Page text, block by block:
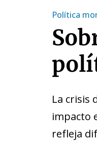
Política
La crisis
impacto
refleja